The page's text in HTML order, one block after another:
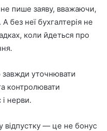
не пише заяву, вважаючи,
без неї бухгалтерія не
коли йдеться про
уточнювати
контролювати
нерви.
відпустку — це не бонус